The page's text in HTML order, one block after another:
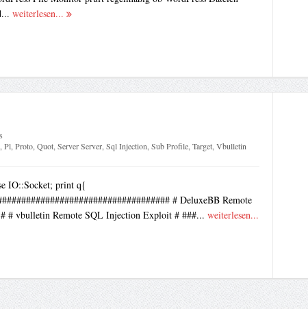
weiterlesen...
,Pl,Proto,Quot,Server Server,Sql Injection,Sub Profile,Target,Vbulletin
IO::Socket; print q{
# DeluxeBB Remote
# vbulletin Remote SQL Injection Exploit # ###... weiterlesen...